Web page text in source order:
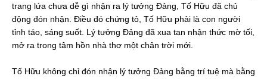
trang lứa chưa dễ gì nhận ra lý tưởng Đảng, Tố Hữu đã chủ
động đón nhận. Điều đó chứng tỏ, Tố Hữu phải là con người
tỉnh táo, sáng suốt. Lý tưởng Đảng đã xua tan nhận thức mờ tối,
mở ra trong tâm hồn nhà thơ một chân trời mới.
Tố Hữu không chỉ đón nhận lý tưởng Đảng bằng trí tuệ mà bằng